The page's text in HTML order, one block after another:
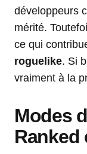
développeurs
mérité.
ce qui
roguelike. Si
vraiment à la
Modes
Ranked